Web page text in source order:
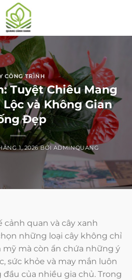
CÔNG TRÌNH
Tuyệt Chiêu Mang
và Không Gian
Đẹp
1, 2026 BỞI ADMINQUANG
quan và cây xanh
những loại cây không chỉ
mà còn ẩn chứa những ý
sức khỏe và may mắn luôn
của nhiều gia chủ. Trong